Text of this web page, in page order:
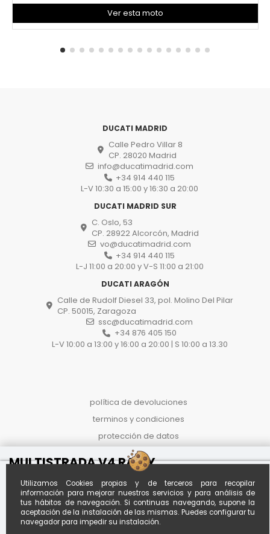
Utilizamos Cookies propias y de terceros para recopilar
información para mejorar nuestros servicios y para análisis de
tus hábitos de navegación. Si continuas navegando, supone la
aceptación de la instalación de las mismas. Puedes configurar tu
navegador para impedir su instalación.
Ver esta moto
DUCATI MADRID
Calle Pedro Villar 8
CP. 28020 Madrid
info@ducatimadrid.com
+34 914 440 115
L-V 10:30 a 15:00 y 16:30 a 20:00
DUCATI MADRID SUR
C. Oslo, 53
CP. 28922 Alcorcón, Madrid
vo@ducatimadrid.com
+34 914 440 115
L-J 11:00 a 20:00 y V-S 11:00 a 21:00
DUCATI ARAGÓN
Calle de Rudolf Diesel 33, pol. Molino Del Pilar
CP. 50015, Zaragoza
ssc@ducatimadrid.com
+34 876 405 150
L-V 10:00 a 13:00 y 16:00 a 20:00 | S 10:00 a 13.30
política de devoluciones
terminos y condiciones
protección de datos
proceso de compra
politica de cookies
MULTISTRADA V4 RALLY
Al contado
19.290 €
Financiado desde *
€267.03 / mes
A96meses con entrada de€100.00
*Importe aproximado. Oferta no
vinculante sujeta a estudio.
Calcula tu
cuota